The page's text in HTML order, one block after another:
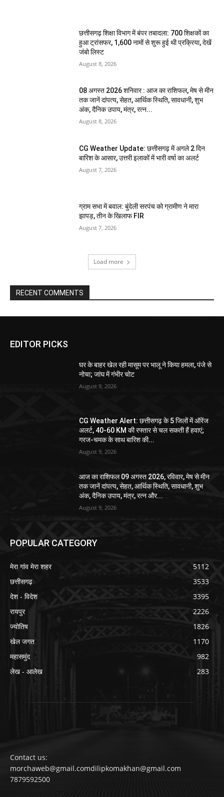
छत्तीसगढ़ शिक्षा विभाग में बंपर तबादला: 700 शिक्षकों का
हुआ ट्रांसफर, 1,600 नामों से शुरू हुई थी प्रक्रिया, देखें
जंबो लिस्ट
August 8, 2026
08 अगस्त 2026 शनिवार : आज का राशिफल, मेष से मीन
तक जानें दांपत्य, सेहत, आर्थिक स्थिति, सावधानी, शुभ
अंक, दैनिक उपाय, मंत्र, रत्न...
August 8, 2026
CG Weather Update: छत्तीसगढ़ में अगले 2 दिन
बारिश के आसार, उत्तरी इलाकों में भारी वर्षा का अलर्ट
August 7, 2026
ग्राम सभा में बवाल: बुंदेली सरपंच को ग्रामीण ने मारा
झापड़, तीन के खिलाफ FIR
August 7, 2026
Load more
RECENT COMMENTS
EDITOR PICKS
घर के बाहर खेल रही मासूम पर भालू ने किया हमला, पंजे से
नोचा; जांघ में गंभीर चोट
August 9, 2026
CG Weather Alert: छत्तीसगढ़ के 5 जिलों में ऑरेंज
अलर्ट, 40-60 KM की रफ्तार से चल सकती हैं हवाएं;
गरज-चमक के साथ बारिश की...
August 9, 2026
आज का राशिफल 09 अगस्त 2026, रविवार, मेष से मीन
तक जानें दांपत्य, सेहत, आर्थिक स्थिति, सावधानी, शुभ
अंक, दैनिक उपाय, मंत्र, रत्न और...
August 9, 2026
POPULAR CATEGORY
मेरा गांव मेरा शहर
5112
छत्तीसगढ़
3533
देश - विदेश
3395
रायपुर
2226
ज्योतिष
1826
खेल जगत
1170
महासमुंद
982
लेख - आलेख
283
Contact us:
morchaweb@gmail.comdilipkomakhan@gmail.com
7879592500